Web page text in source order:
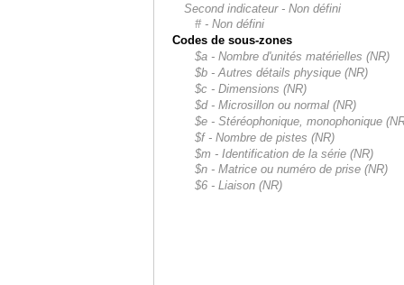
Second indicateur - Non défini
# - Non défini
Codes de sous-zones
$a - Nombre d'unités matérielles (NR)
$b - Autres détails physique (NR)
$c - Dimensions (NR)
$d - Microsillon ou normal (NR)
$e - Stéréophonique, monophonique
$f - Nombre de pistes (NR)
$m - Identification de la série (NR)
$n - Matrice ou numéro de prise (NR)
$6 - Liaison (NR)